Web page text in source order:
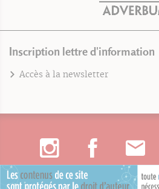
Inscription lettre d'information
Accès à la newsletter